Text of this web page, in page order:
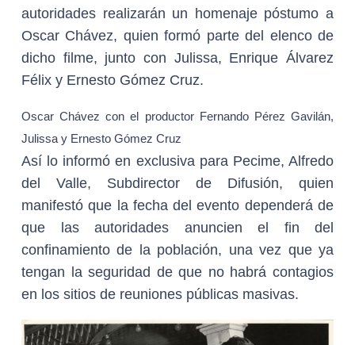
autoridades realizarán un homenaje póstumo a
Oscar Chávez, quien formó parte del elenco de
dicho filme, junto con Julissa, Enrique Álvarez
Félix y Ernesto Gómez Cruz.
Oscar Chávez con el productor Fernando Pérez Gavilán,
Julissa y Ernesto Gómez Cruz
Así lo informó en exclusiva para Pecime, Alfredo
del Valle, Subdirector de Difusión, quien
manifestó que la fecha del evento dependerá de
que las autoridades anuncien el fin del
confinamiento de la población, una vez que ya
tengan la seguridad de que no habrá contagios
en los sitios de reuniones públicas masivas.